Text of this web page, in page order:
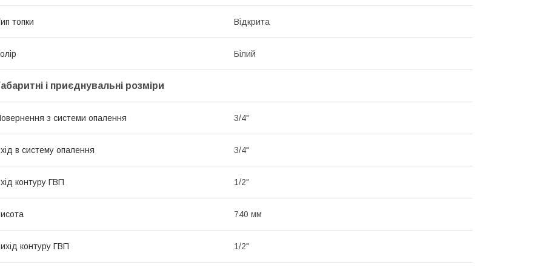
топки Відкрита
Білий
і приєднувальні розміри
з системи опалення 3/4"
в систему опалення 3/4"
контуру ГВП 1/2"
740 мм
контуру ГВП 1/2"